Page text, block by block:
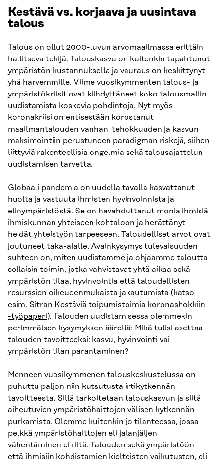
Kestävä vs. korjaava ja uusintava
talous
Talous on ollut 2000-luvun arvomaailmassa erittäin
hallitseva tekijä. Talouskasvu on kuitenkin tapahtunut
ympäristön kustannuksella ja vauraus on keskittynyt
yhä harvemmille. Viime vuosikymmenten talous- ja
ympäristökriisit ovat kiihdyttäneet koko talousmallin
uudistamista koskevia pohdintoja. Nyt myös
koronakriisi on entisestään korostanut
maailmantalouden vanhan, tehokkuuden ja kasvun
maksimointiin perustuneen paradigman riskejä, siihen
liittyviä rakenteellisia ongelmia sekä talousajattelun
uudistamisen tarvetta.
Globaali pandemia on uudella tavalla kasvattanut
huolta ja vastuuta ihmisten hyvinvoinnista ja
elinympäristöstä. Se on havahduttanut monia ihmisiä
ihmiskunnan yhteiseen kohtaloon ja herättänyt
heidät yhteistyön tarpeeseen. Taloudelliset arvot ovat
joutuneet taka-alalle. Avainkysymys tulevaisuuden
suhteen on, miten uudistamme ja ohjaamme taloutta
sellaisin toimin, jotka vahvistavat yhtä aikaa sekä
ympäristön tilaa, hyvinvointia että taloudellisten
resurssien oikeudenmukaista jakautumista (katso
esim. Sitran Kestäviä toipumistoimia koronashokkiin
-työpaperi). Talouden uudistamisessa olemmekin
perimmäisen kysymyksen äärellä: Mikä tulisi asettaa
talouden tavoitteeksi: kasvu, hyvinvointi vai
ympäristön tilan parantaminen?
Menneen vuosikymmenen talouskeskustelussa on
puhuttu paljon niin kutsutusta irtikytkennän
tavoitteesta. Sillä tarkoitetaan talouskasvun ja siitä
aiheutuvien ympäristöhaittojen välisen kytkennän
purkamista. Olemme kuitenkin jo tilanteessa, jossa
pelkkä ympäristöhaittojen eli jalanjäljen
vähentäminen ei riitä. Talouden sekä ympäristöön
että ihmisiin kohdistamien kielteisten vaikutusten, eli